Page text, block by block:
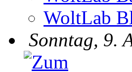
WoltLab
Sonntag, 9.